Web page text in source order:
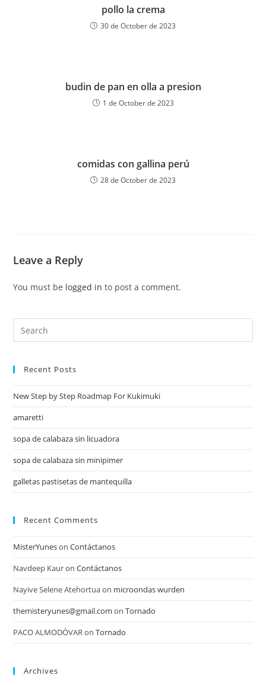
pollo la crema
30 de October de 2023
budin de pan en olla a presion
1 de October de 2023
comidas con gallina perú
28 de October de 2023
Leave a Reply
You must be logged in to post a comment.
Recent Posts
New Step by Step Roadmap For Kukimuki
amaretti
sopa de calabaza sin licuadora
sopa de calabaza sin minipimer
galletas pastisetas de mantequilla
Recent Comments
MisterYunesonContáctanos
Navdeep KauronContáctanos
Nayive Selene Atehortuaon microondas wurden
themisteryunes@gmail.com onTornado
PACO ALMODÓVARonTornado
Archives